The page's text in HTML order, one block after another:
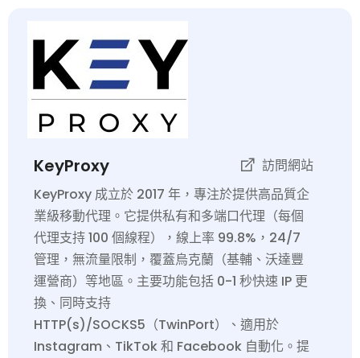
KeyProxy
訪問網站
KeyProxy 成立於 2017 年，專注於提供高品質企
業級移動代理。它提供私有和多端口代理（每個
代理支持 100 個線程），線上率 99.8%，24/7
管理，無流量限制，覆蓋烏克蘭（基輔、沃達豐
運營商）等地區。主要功能包括 0-1 秒快速 IP 更
換、同時支持
HTTP(s)/SOCKS5（TwinPort）、適用於
Instagram、TikTok 和 Facebook 自動化。提